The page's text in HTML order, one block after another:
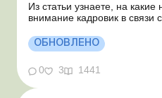
Из статьи узнаете, на
внимание кадровик в связи
продлено военное
на 90 суток: с 2 августа
года. Рассмотрим
ОБНОВЛЕНО
0 3 1441